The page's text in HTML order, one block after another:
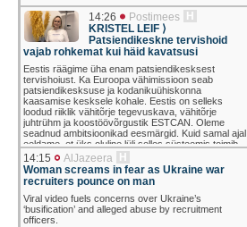
14:26 Postimees
H
KRISTEL LEIF ⟩
Patsiendikeskne tervishoid
vajab rohkemat kui häid kavatsusi
Eestis räägime üha enam patsiendikesksest
tervishoiust. Ka Euroopa vähimissioon seab
patsiendikesksuse ja kodanikuühiskonna
kaasamise kesksele kohale. Eestis on selleks
loodud riiklik vähitõrje tegevuskava, vähitõrje
juhtrühm ja koostöövõrgustik ESTCAN. Oleme
seadnud ambitsioonikad eesmärgid. Kuid samal ajal
eeldame, et üks oluline lüli selles süsteemis toimib
vabatahtliku töö, projektirahastuse ja annetuste
najal. ...
14:15 AlJazeera
H
Woman screams in fear as Ukraine war
recruiters pounce on man
Viral video fuels concerns over Ukraine’s
‘busification’ and alleged abuse by recruitment
officers.